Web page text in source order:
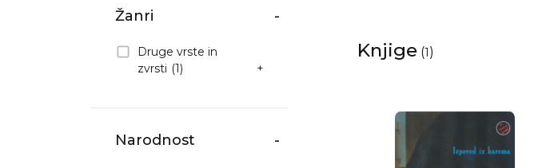
Žanri -
Druge vrste in
zvrsti (1) +
Narodnost -
Knjige (1)